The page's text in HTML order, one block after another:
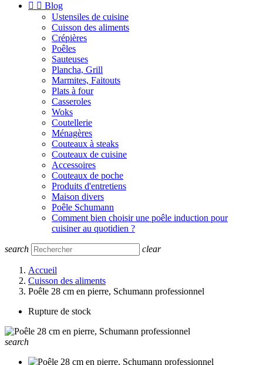
  Blog
Ustensiles de cuisine
Cuisson des aliments
Crépières
Poêles
Sauteuses
Plancha, Grill
Marmites, Faitouts
Plats à four
Casseroles
Woks
Coutellerie
Ménagères
Couteaux à steaks
Couteaux de cuisine
Accessoires
Couteaux de poche
Produits d'entretiens
Maison divers
Poêle Schumann
Comment bien choisir une poêle induction pour
cuisiner au quotidien ?
search clear
Accueil
Cuisson des aliments
Poêle 28 cm en pierre, Schumann professionnel
Rupture de stock
search